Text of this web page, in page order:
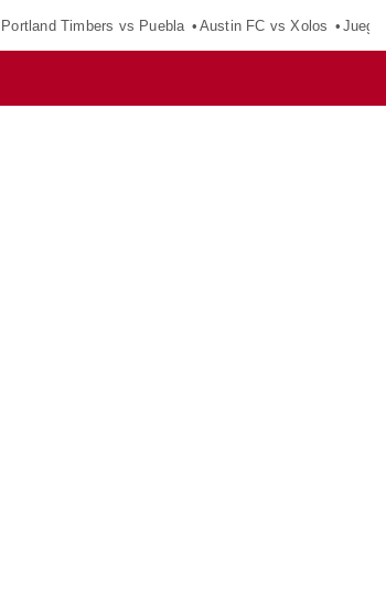
Portland Timbers vs Puebla Austin FC vs Xolos